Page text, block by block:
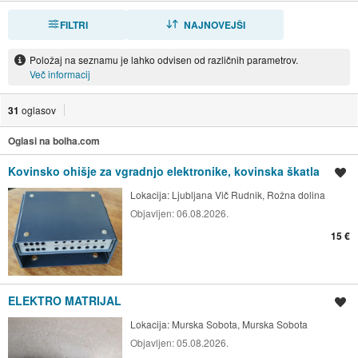
FILTRI NAJNOVEJŠI
Položaj na seznamu je lahko odvisen od različnih parametrov.
Več informacij
31 oglasov
Oglasi na bolha.com
Kovinsko ohišje za vgradnjo elektronike, kovinska škatla
Lokacija: Ljubljana Vič Rudnik, Rožna dolina
Objavljen:06.08.2026.
15 €
ELEKTRO MATRIJAL
Lokacija: Murska Sobota, Murska Sobota
Objavljen:05.08.2026.